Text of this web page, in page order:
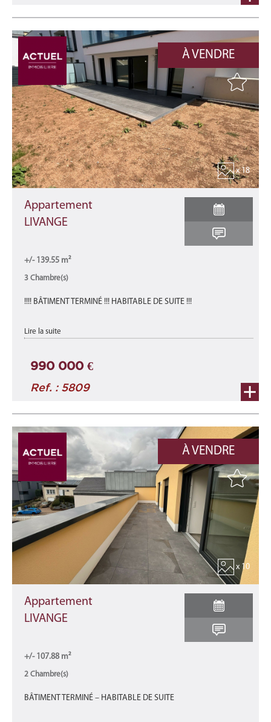
À VENDRE
x 18
Appartement
LIVANGE
+/- 139.55 m²
3 Chambre(s)
!!!! BÂTIMENT TERMINÉ !!! HABITABLE DE SUITE !!!
appartement A1-C neuf d'une surface totale de 139,55 m²
comprenant une surface habitable d'environ 113,05 m² et une
Lire la suite
990 000 €
Ref. : 5809
À VENDRE
x 10
Appartement
LIVANGE
+/- 107.88 m²
2 Chambre(s)
BÂTIMENT TERMINÉ – HABITABLE DE SUITE